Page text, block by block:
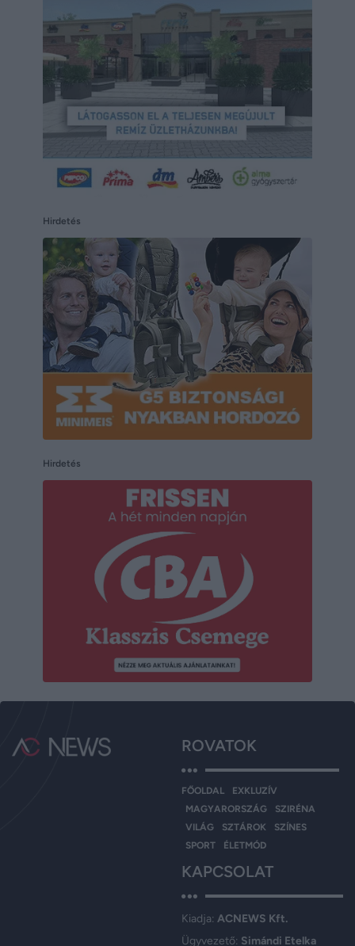
Hirdetés
Hirdetés
ROVATOK
FŐOLDAL
EXKLUZÍV
MAGYARORSZÁG
SZIRÉNA
VILÁG
SZTÁROK
SZÍNES
SPORT
ÉLETMÓD
KAPCSOLAT
Kiadja: ACNEWS Kft.
Ügyvezető: Simándi Etelka